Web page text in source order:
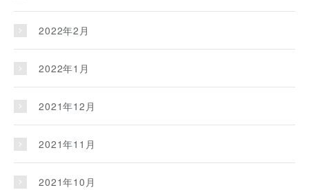
2022年2月
2022年1月
2021年12月
2021年11月
2021年10月